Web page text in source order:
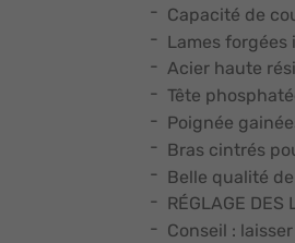
Capacité de
Lames forgées
Acier haute
Tête
Poignée
Bras cintrés
Belle qualité
RÉGLAGE
Conseil :